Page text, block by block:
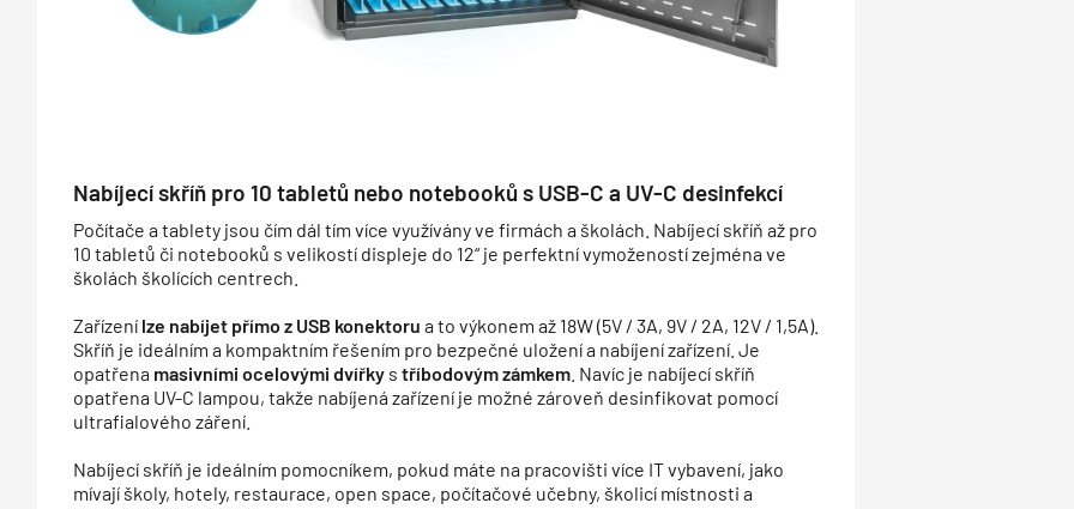
Nabíjecí skříň pro 10 tabletů nebo notebooků s USB-C a UV-C desinfekcí
Počítače a tablety jsou čím dál tím více využívány ve firmách a školách. Nabíjecí skříň až pro
10 tabletů či notebooků s velikostí displeje do 12“ je perfektní vymožeností zejména ve
školách školících centrech.
Zařízení lze nabíjet přímo z USB konektoru a to výkonem až 18W (5V / 3A, 9V / 2A, 12V / 1,5A).
Skříň je ideálním a kompaktním řešením pro bezpečné uložení a nabíjení zařízení. Je
opatřena masivními ocelovými dvířky s tříbodovým zámkem . Navíc je nabíjecí skříň
opatřena UV-C lampou, takže nabíjená zařízení je možné zároveň desinfikovat pomocí
ultrafialového záření.
Nabíjecí skříň je ideálním pomocníkem, pokud máte na pracovišti více IT vybavení, jako
mívají školy, hotely, restaurace, open space, počítačové učebny, školicí místnosti a